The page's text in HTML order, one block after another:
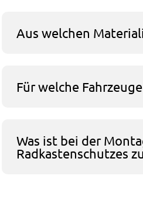
Aus welchen
Für welche
Was ist bei der
Radkastenschutzes